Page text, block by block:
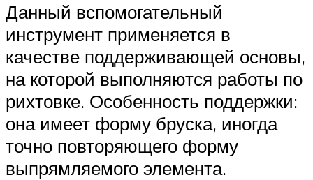
Данный вспомогательный
инструмент применяется в
качестве поддерживающей основы,
на которой выполняются работы по
рихтовке. Особенность поддержки:
она имеет форму бруска, иногда
точно повторяющего форму
выпрямляемого элемента.